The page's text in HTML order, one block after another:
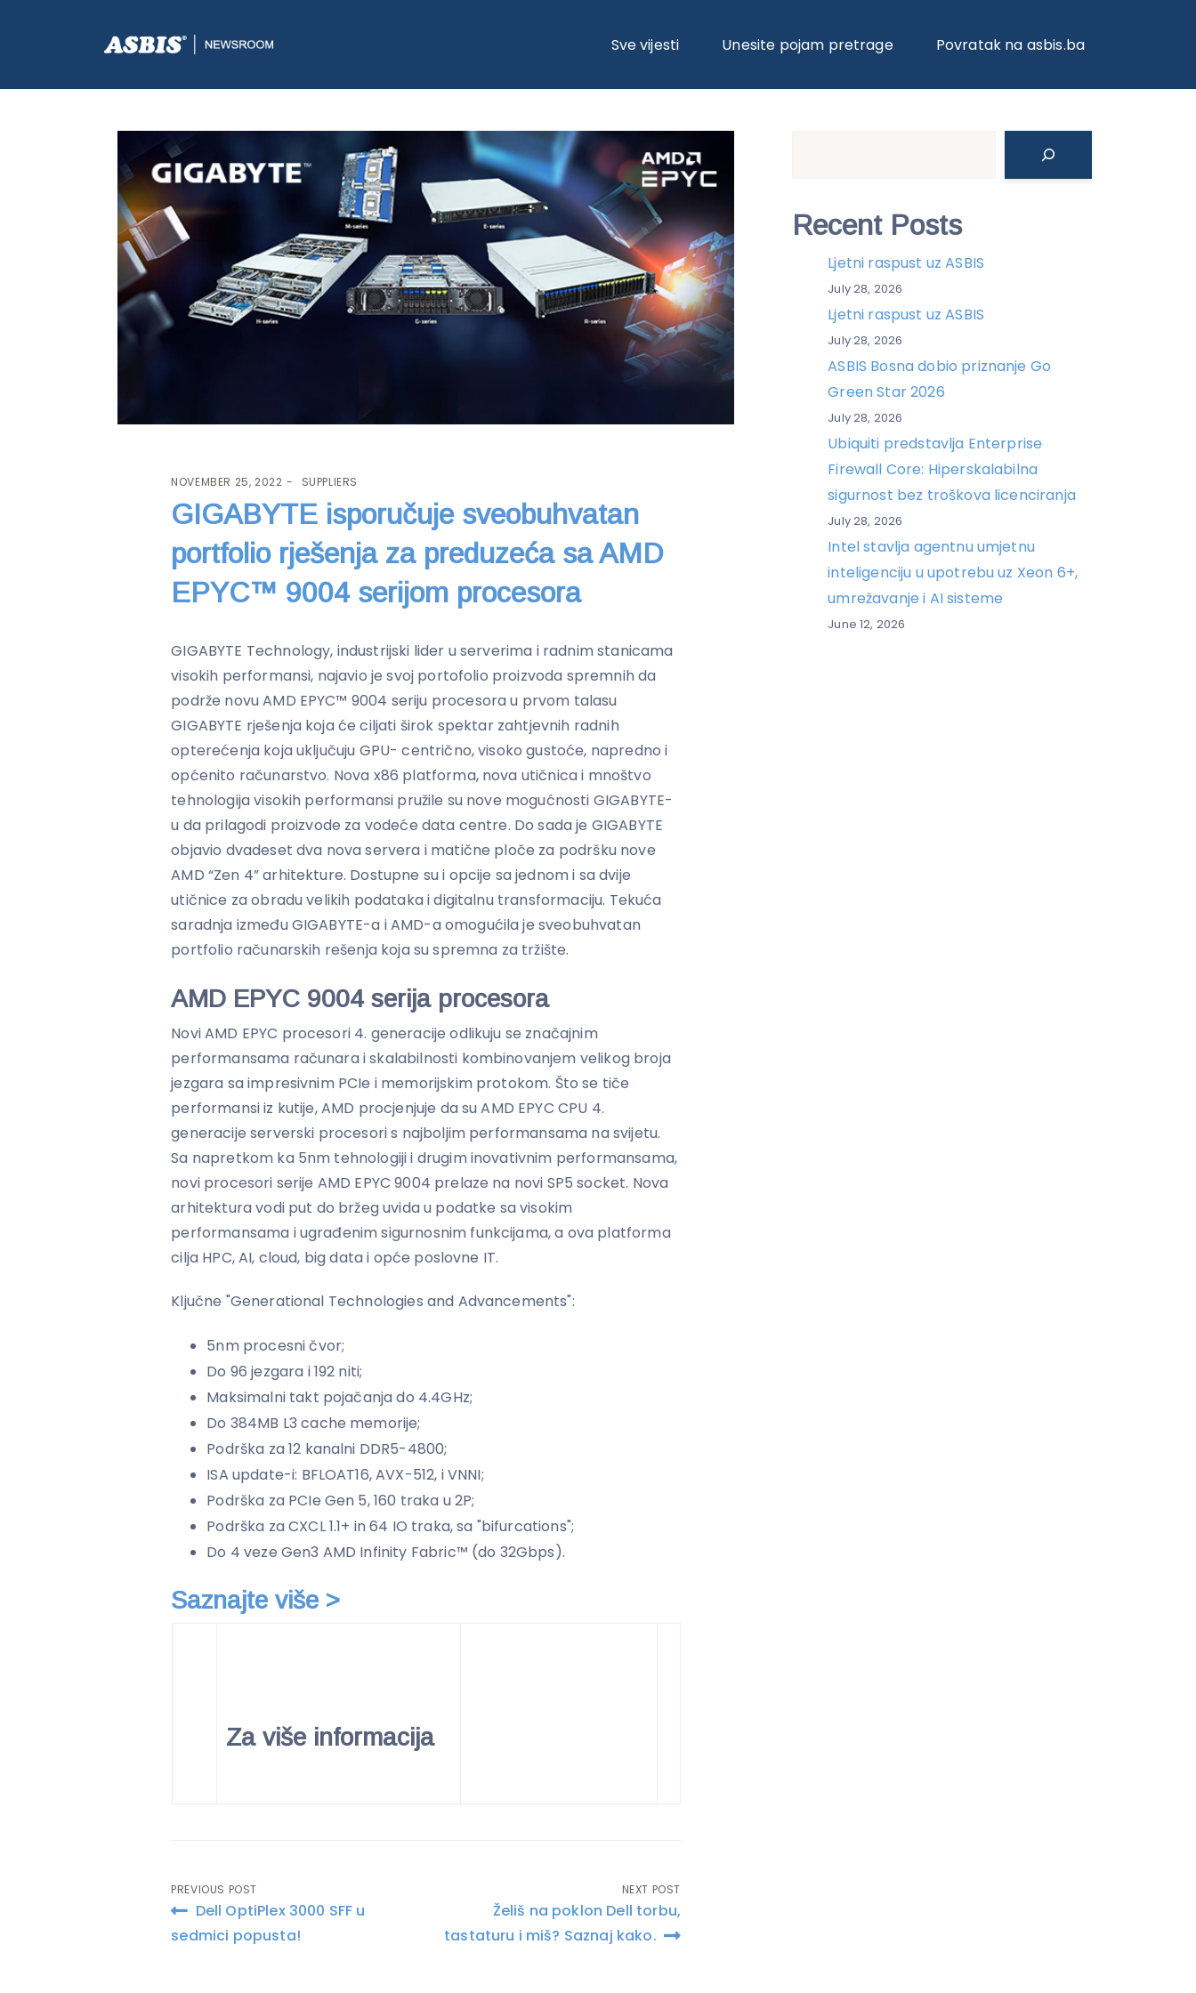
Sve vijesti Unesite pojam pretrage Povratak na asbis.ba
ASBIS.BA>SUPPLIERS> GIGABYTE ISPORUČUJE SVEOBUHVATAN PORTFOLIO RJEŠENJA ZA PREDUZEĆA SA AMD EPYC™ 9004 SERIJOM PROCESORA
NOVEMBER 25, 2022 SUPPLIERS
GIGABYTE isporučuje sveobuhvatan
portfolio rješenja za preduzeća sa AMD
EPYC™ 9004 serijom procesora
GIGABYTE Technology, industrijski lider u serverima i radnim stanicama
visokih performansi, najavio je svoj portofolio proizvoda spremnih da
podrže novu AMD EPYC™ 9004 seriju procesora u prvom talasu
GIGABYTE rješenja koja će ciljati širok spektar zahtjevnih radnih
opterećenja koja uključuju GPU- centrično, visoko gustoće, napredno i
općenito računarstvo. Nova x86 platforma, nova utičnica i mnoštvo
tehnologija visokih performansi pružile su nove mogućnosti GIGABYTE-
u da prilagodi proizvode za vodeće data centre. Do sada je GIGABYTE
objavio dvadeset dva nova servera i matične ploče za podršku nove
AMD “Zen 4” arhitekture. Dostupne su i opcije sa jednom i sa dvije
utičnice za obradu velikih podataka i digitalnu transformaciju. Tekuća
saradnja između GIGABYTE-a i AMD-a omogućila je sveobuhvatan
portfolio računarskih rešenja koja su spremna za tržište.
AMD EPYC 9004 serija procesora
Novi AMD EPYC procesori 4. generacije odlikuju se značajnim
performansama računara i skalabilnosti kombinovanjem velikog broja
jezgara sa impresivnim PCIe i memorijskim protokom. Što se tiče
performansi iz kutije, AMD procjenjuje da su AMD EPYC CPU 4.
generacije serverski procesori s najboljim performansama na svijetu.
Sa napretkom ka 5nm tehnologiji i drugim inovativnim performansama,
novi procesori serije AMD EPYC 9004 prelaze na novi SP5 socket. Nova
arhitektura vodi put do bržeg uvida u podatke sa visokim
performansama i ugrađenim sigurnosnim funkcijama, a ova platforma
cilja HPC, AI, cloud, big data i opće poslovne IT.
Ključne "Generational Technologies and Advancements":
5nm procesni čvor;
Do 96 jezgara i 192 niti;
Maksimalni takt pojačanja do 4.4GHz;
Do 384MB L3 cache memorije;
Podrška za 12 kanalni DDR5-4800;
ISA update-i: BFLOAT16, AVX-512, i VNNI;
Podrška za PCIe Gen 5, 160 traka u 2P;
Podrška za CXCL 1.1+ in 64 IO traka, sa "bifurcations";
Do 4 veze Gen3 AMD Infinity Fabric™ (do 32Gbps).
Saznajte više >
Za više informacija
Post
navigation
PREVIOUS POST
Dell OptiPlex 3000 SFF u
sedmici popusta!
NEXT POST
Želiš na poklon Dell torbu,
tastaturu i miš? Saznaj kako.
Recent Posts
Ljetni raspust uz ASBIS
July 28, 2026
Ljetni raspust uz ASBIS
July 28, 2026
ASBIS Bosna dobio priznanje Go
Green Star 2026
July 28, 2026
Ubiquiti predstavlja Enterprise
Firewall Core: Hiperskalabilna
sigurnost bez troškova licenciranja
July 28, 2026
Intel stavlja agentnu umjetnu
inteligenciju u upotrebu uz Xeon 6+,
umrežavanje i AI sisteme
June 12, 2026